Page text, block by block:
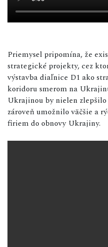
Priemysel pripomína, že
strategické projekty, cez
výstavba diaľnice D1 ako
koridoru smerom na
Ukrajinou by nielen
zároveň umožnilo väčšie a
firiem do obnovy Ukrajiny.